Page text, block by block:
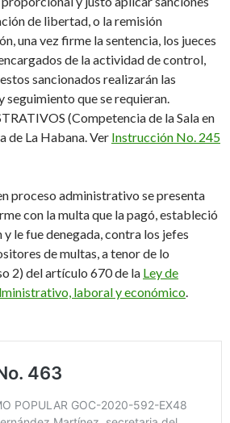
de libertad, o la remisión
una vez firme la sentencia, los jueces
de la actividad de control,
sancionados realizarán las
seguimiento que se requieran.
(Competencia de la Sala en
de La Habana . Ver Instrucción No. 245
proceso administrativo se presenta
con la multa que la pagó, estableció
le fue denegada, contra los jefes
de multas, a tenor de lo
2) del artículo 670 de la Ley de
laboral y económico